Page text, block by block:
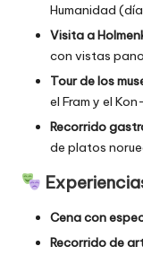
Humanidad
Visita a
con vistas
Tour de los
el Fram y el
Recorrido
de platos
Cena con
Recorrido de